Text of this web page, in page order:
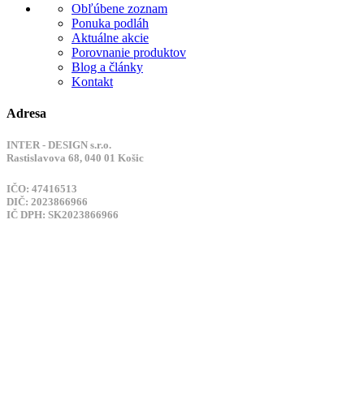
Obľúbene zoznam
Ponuka podláh
Aktuálne akcie
Porovnanie produktov
Blog a články
Kontakt
Adresa
INTER - DESIGN s.r.o.
Rastislavova 68, 040 01 Košic
IČO: 47416513
DIČ: 2023866966
IČ DPH: SK2023866966